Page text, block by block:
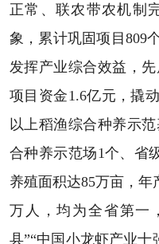
正常、联农带农机制
象，累计巩固项目809
发挥产业综合效益，
项目资金1.6亿元，撬
以上稻渔综合种养示
合种养示范场1个、省
养殖面积达85万亩，
万人，均为全省第一
县”“中国小龙虾产业十